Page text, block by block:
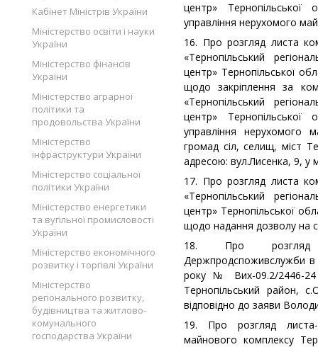
Кабінет Міністрів України
Міністерство освіти і науки
України
Міністерство фінансів
України
Міністерство аграрної
політики та
продовольства України
Міністерство
інфраструктури України
Міністерство соціальної
політики України
Міністерство енергетики
та вугільної промисловості
України
Міністерство економічного
розвитку і торгівлі України
Міністерство
регіонального розвитку,
будівництва та житлово-
комунального
господарства України
центр»
управління нерухомого
16. Про розгляд листа
«Тернопільський
центр» Тернопільської
щодо закріплення за
«Тернопільський
центр»
управління нерухомого
громад сіл, селищ, міст
адресою: вул.Лисенка, 9, у
17. Про розгляд листа
«Тернопільський
центр» Тернопільської
щодо надання дозволу на
18. Про розгляд
Держпродспоживслужби в
року № Вих-09.2/2446-
Тернопільський район,
відповідно до заяви
19. Про розгляд листа-
майнового комплексу